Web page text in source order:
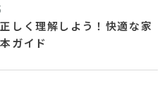
しく理解しよう！快適な家
ガイド